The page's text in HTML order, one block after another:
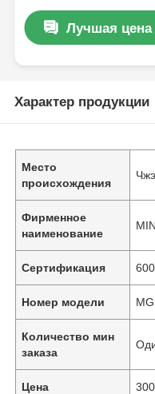
Лучшая цена
Характер продукции
Место
происхождения
Фирменное
наименование
Сертификация
Номер модели
Количество мин
заказа
Цена